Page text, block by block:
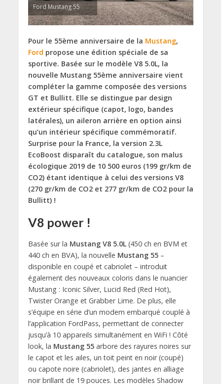
Ford Mustang 55
Pour le 55ème anniversaire de la Mustang,
Ford propose une édition spéciale de sa
sportive. Basée sur le modèle V8 5.0L, la
nouvelle Mustang 55ème anniversaire vient
compléter la gamme composée des versions
GT et Bullitt. Elle se distingue par design
extérieur spécifique (capot, logo, bandes
latérales), un aileron arrière en option ainsi
qu’un intérieur spécifique commémoratif.
Surprise pour la France, la version 2.3L
EcoBoost disparaît du catalogue, son malus
écologique 2019 de 10 500 euros (199 gr/km de
CO2) étant identique à celui des versions V8
(270 gr/km de CO2 et 277 gr/km de CO2 pour la
Bullitt) !
V8 power !
Basée sur la Mustang V8 5.0L(450 ch en BVM et
440 ch en BVA), la nouvelle Mustang 55–
disponible en coupé et cabriolet – introduit
également des nouveaux coloris dans le nuancier
Mustang : Iconic Silver, Lucid Red (Red Hot),
Twister Orange et Grabber Lime. De plus, elle
s’équipe en série d’un modem embarqué couplé à
l’application FordPass, permettant de connecter
jusqu’à 10 appareils simultanément en WiFi ! Côté
look, la Mustang 55arbore des rayures noires sur
le capot et les ailes, un toit peint en noir (coupé)
ou capote noire (cabriolet), des jantes en alliage
noir brillant de 19 pouces. Les modèles Shadow